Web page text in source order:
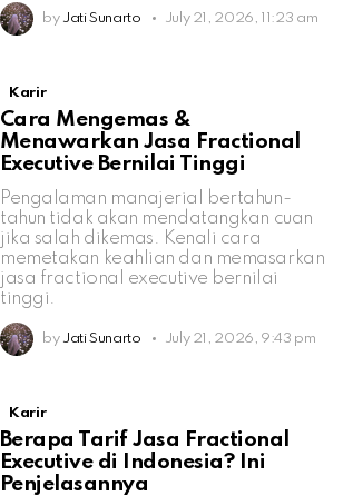
by Jati Sunarto July 21, 2026, 11:23 am
Karir
Cara Mengemas &
Menawarkan Jasa Fractional
Executive Bernilai Tinggi
Pengalaman manajerial bertahun-
tahun tidak akan mendatangkan cuan
jika salah dikemas. Kenali cara
memetakan keahlian dan memasarkan
jasa fractional executive bernilai
tinggi.
by Jati Sunarto July 21, 2026, 9:43 pm
Karir
Berapa Tarif Jasa Fractional
Executive di Indonesia? Ini
Penjelasannya